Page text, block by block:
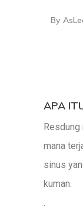
By
APA
mana
sinus
kuman.
.